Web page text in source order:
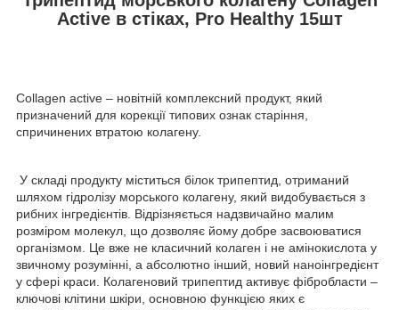
Active в стіках, Pro Healthy 15шт
Collagen active – новітній комплексний продукт, який
призначений для корекції типових ознак старіння,
спричинених втратою колагену.
У складі продукту міститься білок трипептид, отриманий
шляхом гідролізу морського колагену, який видобувається з
рибних інгредієнтів. Відрізняється надзвичайно малим
розміром молекул, що дозволяє йому добре засвоюватися
організмом. Це вже не класичний колаген і не амінокислота у
звичному розумінні, а абсолютно інший, новий наноінгредієнт
у сфері краси. Колагеновий трипептид активує фібробласти –
ключові клітини шкіри, основною функцією яких є